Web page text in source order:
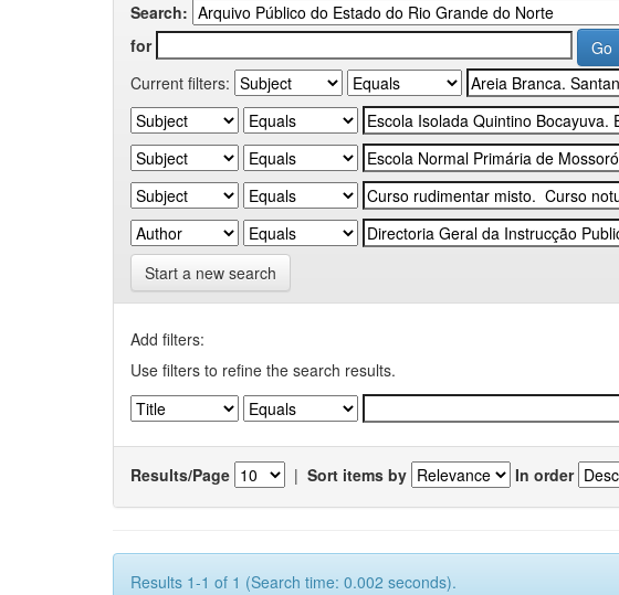
Search:
for
Current filters:
Start a new search
Add filters:
Use filters to refine the search results.
Results/Page | Sort items by In order
Results 1-1 of 1 (Search time: 0.002 seconds).